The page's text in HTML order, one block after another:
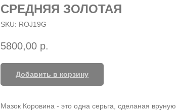
СРЕДНЯЯ ЗОЛОТАЯ
SKU: ROJ19G
5800,00 р.
Добавить в корзину
Мазок Коровина - это одна серьга, сделаная